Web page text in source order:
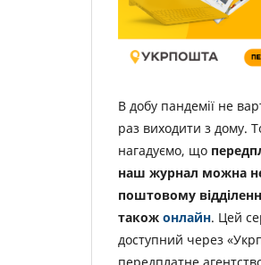
В добу пандемії не
раз виходити з дому.
нагадуємо, що
наш журнал можна
поштовому
також онлайн. Цей
доступний через